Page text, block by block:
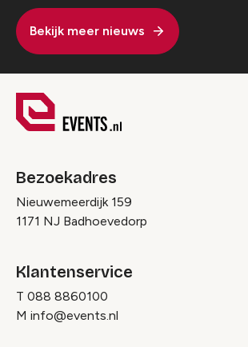
Bekijk meer nieuws
Bezoekadres
Nieuwemeerdijk 159
1171 NJ Badhoevedorp
Klantenservice
T 088 8860100
M info@events.nl